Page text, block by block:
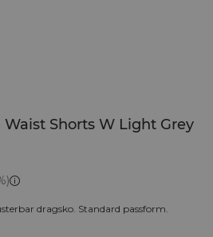
Waist Shorts W Light Grey
dragsko. Standard passform.